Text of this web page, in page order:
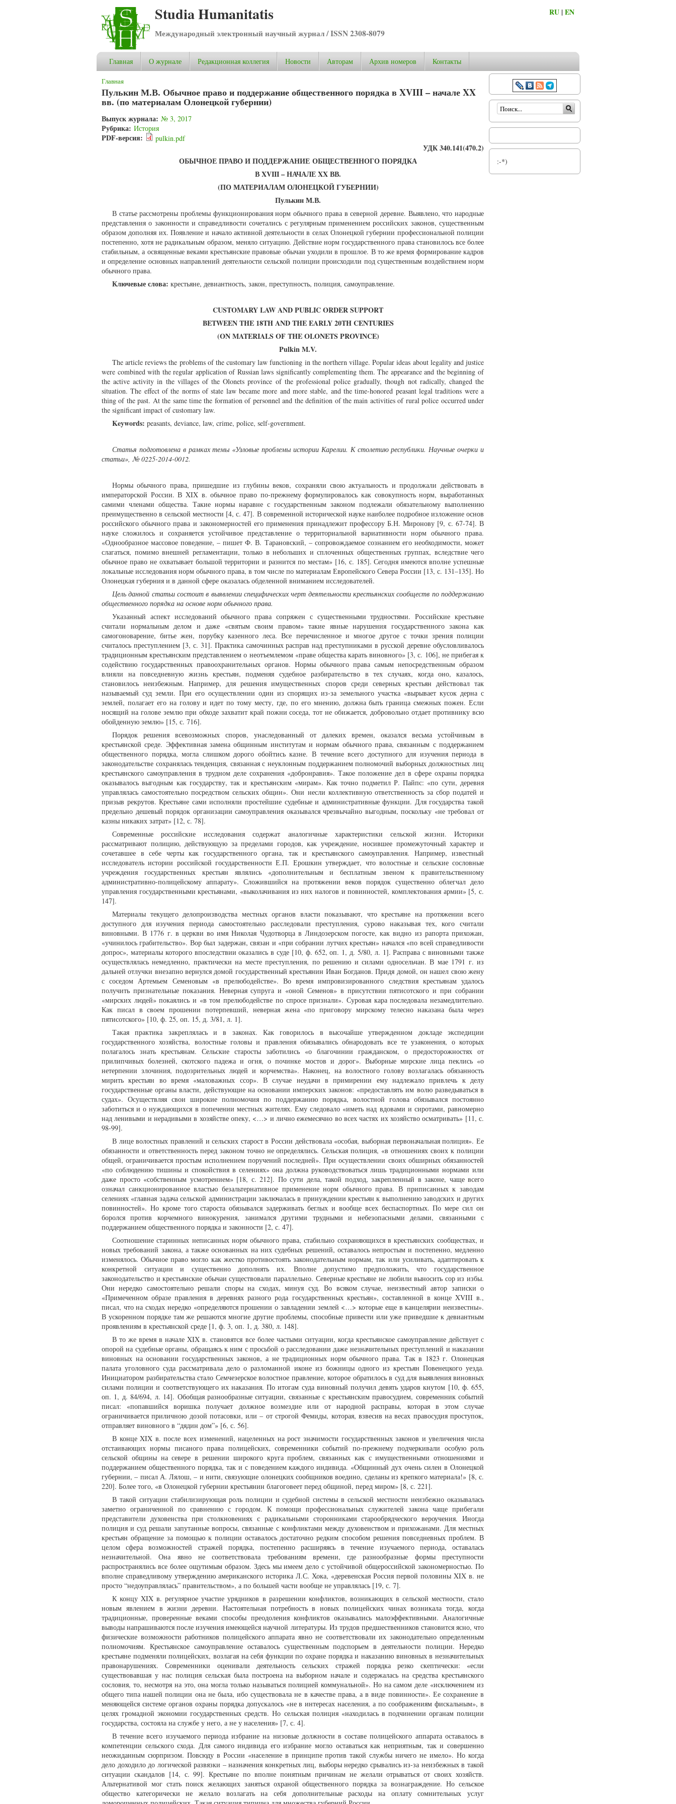
Studia Humanitatis
Международный электронный научный журнал / ISSN 2308-8079
RU |EN
Главная О журнале Редакционная коллегия Новости Авторам Архив номеров Контакты
Вы здесь
Главная
Пулькин М.В. Обычное право и поддержание общественного порядка в XVIII – начале XX
вв. (по материалам Олонецкой губернии)
Выпуск журнала: № 3, 2017
Рубрика: История
PDF-версия: pulkin.pdf
УДК 340.141(470.2)
ОБЫЧНОЕ ПРАВО И ПОДДЕРЖАНИЕ ОБЩЕСТВЕННОГО ПОРЯДКА
В XVIII – НАЧАЛЕ XX ВВ.
(ПО МАТЕРИАЛАМ ОЛОНЕЦКОЙ ГУБЕРНИИ)
Пулькин М.В.
В статье рассмотрены проблемы функционирования норм обычного права в северной деревне. Выявлено, что народные
представления о законности и справедливости сочетались с регулярным применением российских законов, существенным
образом дополняя их. Появление и начало активной деятельности в селах Олонецкой губернии профессиональной полиции
постепенно, хотя не радикальным образом, меняло ситуацию. Действие норм государственного права становилось все более
стабильным, а освященные веками крестьянские правовые обычаи уходили в прошлое. В то же время формирование кадров
и определение основных направлений деятельности сельской полиции происходили под существенным воздействием норм
обычного права.
Ключевые слова: крестьяне, девиантность, закон, преступность, полиция, самоуправление.
CUSTOMARY LAW AND PUBLIC ORDER SUPPORT
BETWEEN THE 18TH AND THE EARLY 20TH CENTURIES
(ON MATERIALS OF THE OLONETS PROVINCE)
Pulkin M.V.
The article reviews the problems of the customary law functioning in the northern village. Popular ideas about legality and justice
were combined with the regular application of Russian laws significantly complementing them. The appearance and the beginning of
the active activity in the villages of the Olonets province of the professional police gradually, though not radically, changed the
situation. The effect of the norms of state law became more and more stable, and the time-honored peasant legal traditions were a
thing of the past. At the same time the formation of personnel and the definition of the main activities of rural police occurred under
the significant impact of customary law.
Keywords: peasants, deviance, law, crime, police, self-government.
Статья подготовлена в рамках темы «Узловые проблемы истории Карелии. К столетию республики. Научные очерки и
статьи», № 0225-2014-0012.
Нормы обычного права, пришедшие из глубины веков, сохраняли свою актуальность и продолжали действовать в
императорской России. В XIX в. обычное право по-прежнему формулировалось как совокупность норм, выработанных
самими членами общества. Такие нормы наравне с государственным законом подлежали обязательному выполнению
преимущественно в сельской местности [4, с. 47]. В современной исторической науке наиболее подробное изложение основ
российского обычного права и закономерностей его применения принадлежит профессору Б.Н. Миронову [9, с. 67-74]. В
науке сложилось и сохраняется устойчивое представление о территориальной вариативности норм обычного права.
«Однообразное массовое поведение, – пишет Ф. В. Тарановский, – сопровождаемое сознанием его необходимости, может
слагаться, помимо внешней регламентации, только в небольших и сплоченных общественных группах, вследствие чего
обычное право не охватывает большой территории и разнится по местам» [16, с. 185]. Сегодня имеются вполне успешные
локальные исследования норм обычного права, в том числе по материалам Европейского Севера России [13, с. 131–135]. Но
Олонецкая губерния и в данной сфере оказалась обделенной вниманием исследователей.
Цель данной статьи состоит в выявлении специфических черт деятельности крестьянских сообществ по поддержанию
общественного порядка на основе норм обычного права.
Указанный аспект исследований обычного права сопряжен с существенными трудностями. Российские крестьяне
считали нормальным делом и даже «святым своим правом» такие явные нарушения государственного закона как
самогоноварение, битье жен, порубку казенного леса. Все перечисленное и многое другое с точки зрения полиции
считалось преступлением [3, с. 31]. Практика самочинных расправ над преступниками в русской деревне обусловливалось
традиционным крестьянским представлением о неотъемлемом «праве общества карать виновного» [3, с. 106], не прибегая к
содействию государственных правоохранительных органов. Нормы обычного права самым непосредственным образом
влияли на повседневную жизнь крестьян, подменяя судебное разбирательство в тех случаях, когда оно, казалось,
становилось неизбежным. Например, для решения имущественных споров среди северных крестьян действовал так
называемый суд земли. При его осуществлении один из спорящих из-за земельного участка «вырывает кусок дерна с
землей, полагает его на голову и идет по тому месту, где, по его мнению, должна быть граница смежных пожен. Если
носящий на голове землю при обходе захватит край пожни соседа, тот не обижается, добровольно отдает противнику всю
обойденную землю» [15, с. 716].
Порядок решения всевозможных споров, унаследованный от далеких времен, оказался весьма устойчивым в
крестьянской среде. Эффективная замена общинным институтам и нормам обычного права, связанным с поддержанием
общественного порядка, могла слишком дорого обойтись казне. В течение всего доступного для изучения периода в
законодательстве сохранялась тенденция, связанная с неуклонным поддержанием полномочий выборных должностных лиц
крестьянского самоуправления в трудном деле сохранения «добронравия». Такое положение дел в сфере охраны порядка
оказывалось выгодным как государству, так и крестьянским «мирам». Как точно подметил Р. Пайпс: «по сути, деревня
управлялась самостоятельно посредством сельских общин». Они несли коллективную ответственность за сбор податей и
призыв рекрутов. Крестьяне сами исполняли простейшие судебные и административные функции. Для государства такой
предельно дешевый порядок организации самоуправления оказывался чрезвычайно выгодным, поскольку «не требовал от
казны никаких затрат» [12, с. 78].
Современные российские исследования содержат аналогичные характеристики сельской жизни. Историки
рассматривают полицию, действующую за пределами городов, как учреждение, носившее промежуточный характер и
сочетавшее в себе черты как государственного органа, так и крестьянского самоуправления. Например, известный
исследователь истории российской государственности Е.П. Ерошкин утверждает, что волостные и сельские сословные
учреждения государственных крестьян являлись «дополнительным и бесплатным звеном к правительственному
административно-полицейскому аппарату». Сложившийся на протяжении веков порядок существенно облегчал дело
управления государственными крестьянами, «выколачивания из них налогов и повинностей, комплектования армии» [5, с.
147].
Материалы текущего делопроизводства местных органов власти показывают, что крестьяне на протяжении всего
доступного для изучения периода самостоятельно расследовали преступления, сурово наказывая тех, кого считали
виновными. В 1776 г. в церкви во имя Николая Чудотворца в Линдозерском погосте, как видно из рапорта прихожан,
«учинилось грабительство». Вор был задержан, связан и «при собрании лутчих крестьян» начался «по всей справедливости
допрос», материалы которого впоследствии оказались в суде [10, ф. 652, оп. 1, д. 5/80, л. 1]. Расправа с виновными также
осуществлялась немедленно, практически на месте преступления, по решению и силами односельчан. В мае 1791 г. из
дальней отлучки внезапно вернулся домой государственный крестьянин Иван Богданов. Придя домой, он нашел свою жену
с соседом Артемьем Семеновым «в прелюбодействе». Во время импровизированного следствия крестьянам удалось
получить признательные показания. Неверная супруга и «оной Семенов» в присутствии пятисотского и при собрании
«мирских людей» покаялись и «в том прелюбодействе по спросе признали». Суровая кара последовала незамедлительно.
Как писал в своем прошении потерпевший, неверная жена «по приговору мирскому телесно наказана была через
пятисотского» [10, ф. 25, оп. 15, д. 3/81, л. 1].
Такая практика закреплялась и в законах. Как говорилось в высочайше утвержденном докладе экспедиции
государственного хозяйства, волостные головы и правления обязывались обнародовать все те узаконения, о которых
полагалось знать крестьянам. Сельские старосты заботились «о благочинии гражданском, о предосторожностях от
прилипчивых болезней, скотского падежа и огня, о починке мостов и дорог». Выборные мирские лица пеклись «о
нетерпении злочиния, подозрительных людей и корчемства». Наконец, на волостного голову возлагалась обязанность
мирить крестьян во время «маловажных ссор». В случае неудачи в примирении ему надлежало привлечь к делу
государственные органы власти, действующие на основании имперских законов: «предоставлять им волю разведываться в
судах». Осуществляя свои широкие полномочия по поддержанию порядка, волостной голова обязывался постоянно
заботиться и о нуждающихся в попечении местных жителях. Ему следовало «иметь над вдовами и сиротами, равномерно
над ленивыми и нерадивыми в хозяйстве опеку, <…> и лично ежемесячно во всех частях их хозяйство осматривать» [11, с.
98-99].
В лице волостных правлений и сельских старост в России действовала «особая, выборная первоначальная полиция». Ее
обязанности и ответственность перед законом точно не определялись. Сельская полиция, «в отношениях своих к полиции
общей, ограничивается простым исполнением поручений последней». При осуществлении своих обширных обязанностей
«по соблюдению тишины и спокойствия в селениях» она должна руководствоваться лишь традиционными нормами или
даже просто «собственным усмотрением» [18, с. 212]. По сути дела, такой подход, закрепленный в законе, чаще всего
означал санкционированное властью безальтернативное применение норм обычного права. В приписанных к заводам
селениях «главная задача сельской администрации заключалась в принуждении крестьян к выполнению заводских и других
повинностей». Но кроме того староста обязывался задерживать беглых и вообще всех беспаспортных. По мере сил он
боролся против корчемного винокурения, занимался другими трудными и небезопасными делами, связанными с
поддержанием общественного порядка и законности [2, с. 47].
Соотношение старинных неписанных норм обычного права, стабильно сохраняющихся в крестьянских сообществах, и
новых требований закона, а также основанных на них судебных решений, оставалось непростым и постепенно, медленно
изменялось. Обычное право могло как жестко противостоять законодательным нормам, так или усиливать, адаптировать к
конкретной ситуации и существенно дополнять их. Вполне допустимо предположить, что государственное
законодательство и крестьянские обычаи существовали параллельно. Северные крестьяне не любили выносить сор из избы.
Они нередко самостоятельно решали споры на сходах, минуя суд. Во всяком случае, неизвестный автор записки о
«Примеченном образе правления в деревнях разного рода государственных крестьян», составленной в конце XVIII в.,
писал, что на сходах нередко «определяются прошении о завладении землей <…> которые еще в канцелярии неизвестны».
В ускоренном порядке там же решаются многие другие проблемы, способные привести или уже приведшие к девиантным
проявлениям в крестьянской среде [1, ф. 3, оп. 1, д. 380, л. 148].
В то же время в начале XIX в. становятся все более частыми ситуации, когда крестьянское самоуправление действует с
опорой на судебные органы, обращаясь к ним с просьбой о расследовании даже незначительных преступлений и наказании
виновных на основании государственных законов, а не традиционных норм обычного права. Так в 1823 г. Олонецкая
палата уголовного суда рассматривала дело о разломанной иконе из божницы одного из крестьян Повенецкого уезда.
Инициатором разбирательства стало Семчезерское волостное правление, которое обратилось в суд для выявления виновных
силами полиции и соответствующего их наказания. По итогам суда виновный получил девять ударов кнутом [10, ф. 655,
оп. 1, д. 84/694, л. 14]. Обобщая разнообразные ситуации, связанные с крестьянским правосудием, современник событий
писал: «попавшийся воришка получает должное возмездие или от народной расправы, которая в этом случае
ограничивается приличною дозой потасовки, или – от строгой Фемиды, которая, взвесив на весах правосудия проступок,
отправляет виновного в “дядин дом”» [6, с. 56].
В конце XIX в. после всех изменений, нацеленных на рост значимости государственных законов и увеличения числа
отстаивающих нормы писаного права полицейских, современники событий по-прежнему подчеркивали особую роль
сельской общины на севере в решении широкого круга проблем, связанных как с имущественными отношениями и
поддержанием общественного порядка, так и с поведением каждого индивида. «Общинный дух очень силен в Олонецкой
губернии, – писал А. Лялош, – и нити, связующие олонецких сообщников воедино, сделаны из крепкого материала!» [8, с.
220]. Более того, «в Олонецкой губернии крестьянин благоговеет перед общиной, перед миром» [8, с. 221].
В такой ситуации стабилизирующая роль полиции и судебной системы в сельской местности неизбежно оказывалась
заметно ограниченной по сравнению с городом. К помощи профессиональных служителей закона чаще прибегали
представители духовенства при столкновениях с радикальными сторонниками старообрядческого вероучения. Иногда
полиция и суд решали запутанные вопросы, связанные с конфликтами между духовенством и прихожанами. Для местных
крестьян обращение за помощью к полиции оставалось достаточно редким способом решения повседневных проблем. В
целом сфера возможностей стражей порядка, постепенно расширяясь в течение изучаемого периода, оставалась
незначительной. Она явно не соответствовала требованиям времени, где разнообразные формы преступности
распространялись все более ощутимым образом. Здесь мы имеем дело с устойчивой общероссийской закономерностью. По
вполне справедливому утверждению американского историка Л.С. Хока, «деревенская Россия первой половины XIX в. не
просто “недоуправлялась” правительством», а по большей части вообще не управлялась [19, с. 7].
К концу XIX в. регулярное участие урядников в разрешении конфликтов, возникающих в сельской местности, стало
новым явлением в жизни деревни. Настоятельная потребность в новых полицейских чинах возникала тогда, когда
традиционные, проверенные веками способы преодоления конфликтов оказывались малоэффективными. Аналогичные
выводы напрашиваются после изучения имеющейся научной литературы. Из трудов предшественников становится ясно, что
физические возможности работников полицейского аппарата явно не соответствовали их законодательно определенным
полномочиям. Крестьянское самоуправление оставалось существенным подспорьем в деятельности полиции. Нередко
крестьяне подменяли полицейских, возлагая на себя функции по охране порядка и наказанию виновных в незначительных
правонарушениях. Современники оценивали деятельность сельских стражей порядка резко скептически: «если
существовавшая у нас полиция сельская была построена на выборном начале и содержалась на средства крестьянского
сословия, то, несмотря на это, она могла только называться полицией коммунальной». Но на самом деле «исключением из
общего типа нашей полиции она не была, ибо существовала не в качестве права, а в виде повинности». Ее сохранение в
меняющейся системе органов охраны порядка допускалось «не в интересах населения, а по соображениям фискальным», в
целях громадной экономии государственных средств. Но сельская полиция «находилась в подчинении органам полиции
государства, состояла на службе у него, а не у населения» [7, с. 4].
В течение всего изучаемого периода избрание на низовые должности в составе полицейского аппарата оставалось в
компетенции сельского схода. Для самого индивида его избрание могло оставаться как неприятным, так и совершенно
неожиданным сюрпризом. Повсюду в России «население в принципе против такой службы ничего не имело». Но когда
дело доходило до логической развязки – назначения конкретных лиц, выборы нередко срывались из-за неизбежных в такой
ситуации скандалов [14, с. 99]. Крестьяне по вполне понятным причинам не желали отрываться от своих хозяйств.
Альтернативой мог стать поиск желающих заняться охраной общественного порядка за вознаграждение. Но сельское
общество категорически не желало возлагать на себя дополнительные расходы на оплату сомнительных услуг
Форма поиска
:-*)